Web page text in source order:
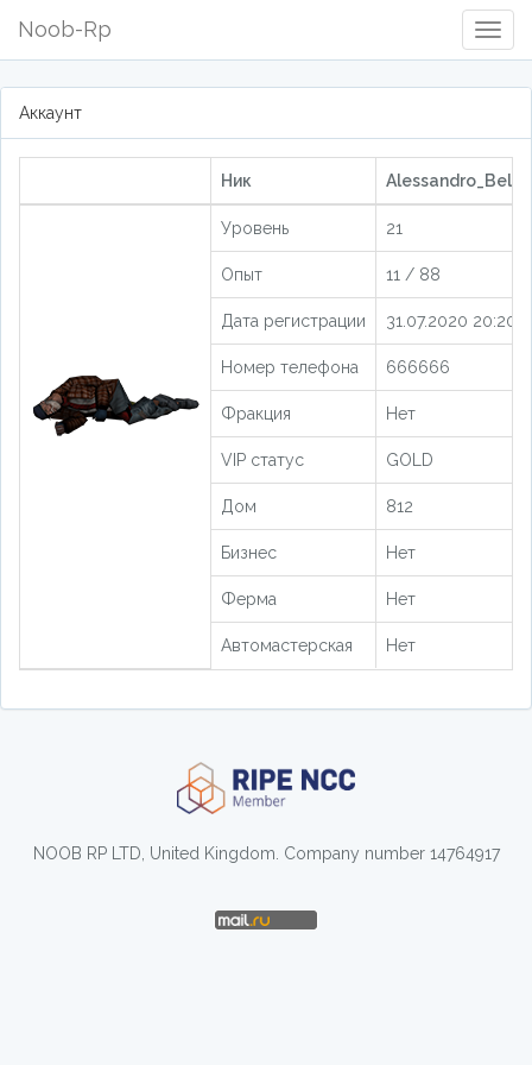
Noob-Rp
Аккаунт
Ник Alessandro_Belli
Уровень 21
Опыт 11 / 88
Дата регистрации 31.07.2020
Номер телефона 666666
Фракция Нет
VIP статус GOLD
Дом 812
Бизнес Нет
Ферма Нет
Автомастерская Нет
NOOB RP LTD, United Kingdom. Company number 14764917